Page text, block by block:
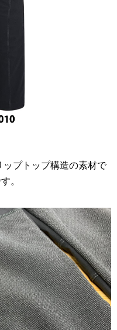
プトップ構造の素材で
。